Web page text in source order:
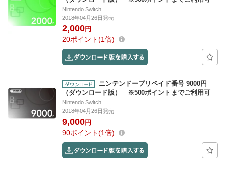
Nintendo Switch
2018年04月26日発売
2,000円
20ポイント 1倍
ニンテンドープリペイド番号 9000円
（ダウンロード版） ※500ポイントまでご利用可
Nintendo Switch
2018年04月26日発売
9,000円
90ポイント 1倍